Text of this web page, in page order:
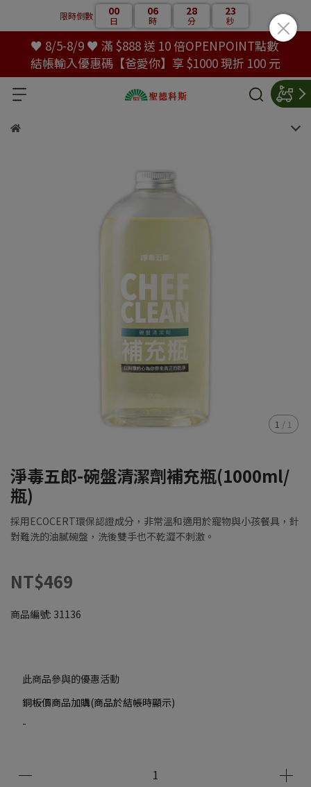
限時倒數 00
日
06
時
28
分
22
秒
♥ 8/5-8/9 ♥ 滿 $888 送 10 倍OPENPOINT點數
結帳輸入優惠碼【爸愛你】享 $1000 現折 100 元
1 / 1
淨毒五郎-碗盤清潔劑補充瓶(1000ml/
瓶)
採用ECOCERT環保認證成分，非常溫和適用於寵物與小孩餐具，針
對難洗的油膩碗盤，洗後雙手也不乾澀不刺激。
NT$469
商品編號: 31136
此商品參與的優惠活動
銅板價商品加購(商品於結帳時顯示)
-